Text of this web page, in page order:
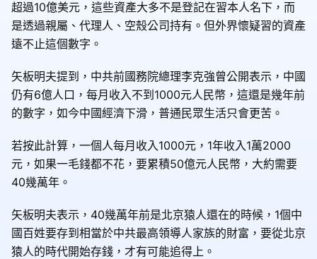
超過10億美元，這些資產大多不是登記在習本人名下，而
是透過親屬、代理人、空殼公司持有。但外界懷疑習的資產
遠不止這個數字。
矢板明夫提到，中共前國務院總理李克強曾公開表示，中國
仍有6億人口，每月收入不到1000元人民幣，這還是幾年前
的數字，如今中國經濟下滑，普通民眾生活只會更苦。
若按此計算，一個人每月收入1000元，1年收入1萬2000
元，如果一毛錢都不花，要累積50億元人民幣，大約需要
40幾萬年。
矢板明夫表示，40幾萬年前是北京猿人還在的時候，1個中
國百姓要存到相當於中共最高領導人家族的財富，要從北京
猿人的時代開始存錢，才有可能追得上。